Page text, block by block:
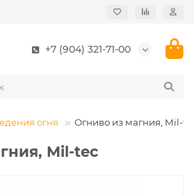
+7 (904) 321-71-00
огня Огниво из магния, Mil-
Mil-tec